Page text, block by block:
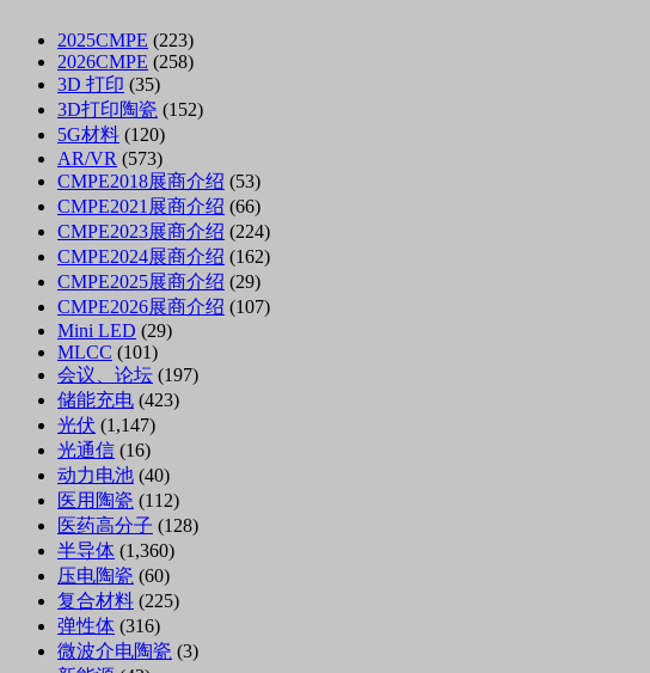
2025CMPE (223)
2026CMPE (258)
3D 打印 (35)
3D打印陶瓷 (152)
5G材料 (120)
AR/VR (573)
CMPE2018展商介绍 (53)
CMPE2021展商介绍 (66)
CMPE2023展商介绍 (224)
CMPE2024展商介绍 (162)
CMPE2025展商介绍 (29)
CMPE2026展商介绍 (107)
Mini LED (29)
MLCC (101)
会议、论坛 (197)
储能充电 (423)
光伏 (1,147)
光通信 (16)
动力电池 (40)
医用陶瓷 (112)
医药高分子 (128)
半导体 (1,360)
压电陶瓷 (60)
复合材料 (225)
弹性体 (316)
微波介电陶瓷 (3)